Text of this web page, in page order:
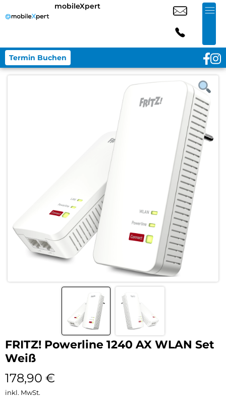
mobileXpert
Termin Buchen
FRITZ! Powerline 1240 AX WLAN Set
Weiß
178,90 €
inkl. MwSt.